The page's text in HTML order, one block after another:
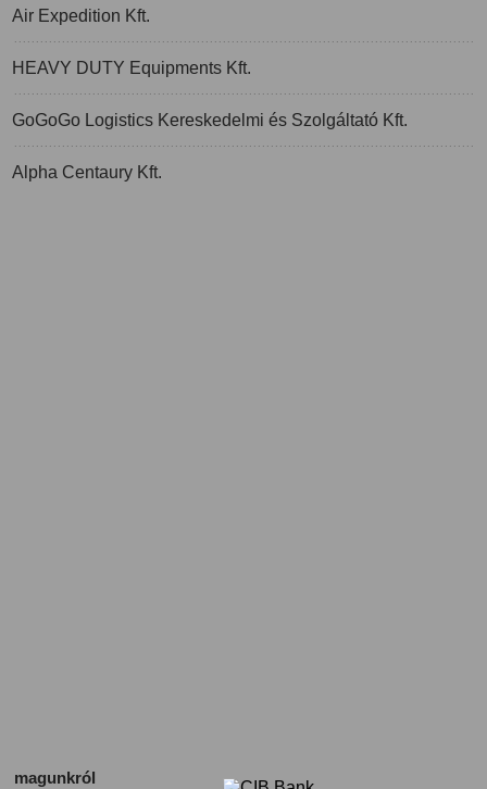
Air Expedition Kft.
HEAVY DUTY Equipments Kft.
GoGoGo Logistics Kereskedelmi és Szolgáltató Kft.
Alpha Centaury Kft.
magunkról